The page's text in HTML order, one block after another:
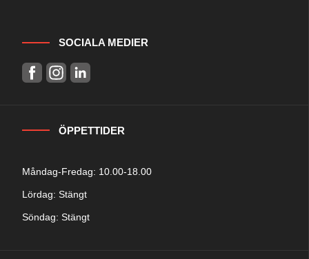
SOCIALA MEDIER
ÖPPETTIDER
Måndag-Fredag: 10.00-18.00
Lördag: Stängt
Söndag: Stängt